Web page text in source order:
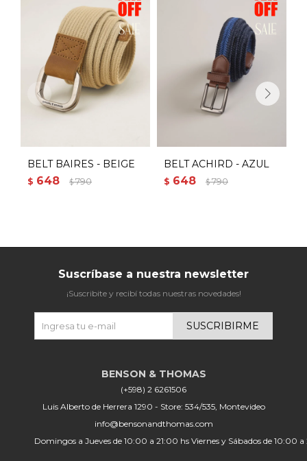
BELT BAIRES - BEIGE
$ 648 $ 790
BELT ACHIRD - AZUL
$ 648 $ 790
(+598) 2 6261506
Luis Alberto de Herrera 1290 - Store: 534/535, Montevideo
info@bensonandthomas.com
Domingos a Jueves de 10:00 a 21:00 hs Viernes y Sábados de 10:00
Suscríbase a nuestra newsletter
¡Suscribite y recibí todas nuestras novedades!
SUSCRIBIRME